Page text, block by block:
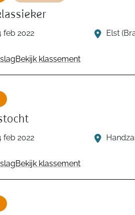
feb 2022 Elst
Bekijk klassement
feb 2022
Bekijk klassement